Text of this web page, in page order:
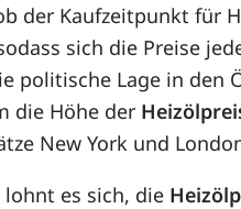
der Kaufzeitpunkt für
sich die Preise
politische Lage in den
die Höhe der
New York und
lohnt es sich, die